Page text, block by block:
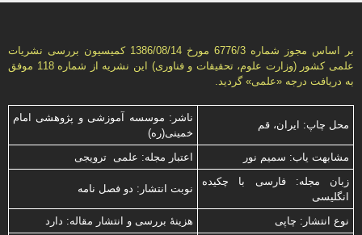
بر اساس مجوز شماره 6776/3 مورخ 1386/08/14 كمیسیون بررسى نشریات
علمى كشور (وزارت علوم، تحقیقات و فناورى) این نشریه از شماره 118 موفق
به دریافت درجه «علمى» گردید.
محل چاپ: ایران، قم
ناشر: موسسه آموزشی و پژوهشی امام
خمینی(ره)
مشابهت ياب: سميم نور
اعتبار مجله: علمی ترویجی
زبان مجله: فارسی با چكیده
انگلیسی
نوبت انتشار: دو فصل نامه
نوع انتشار: چاپی
هزینۀ بررسی و انتشار مقاله: دارد